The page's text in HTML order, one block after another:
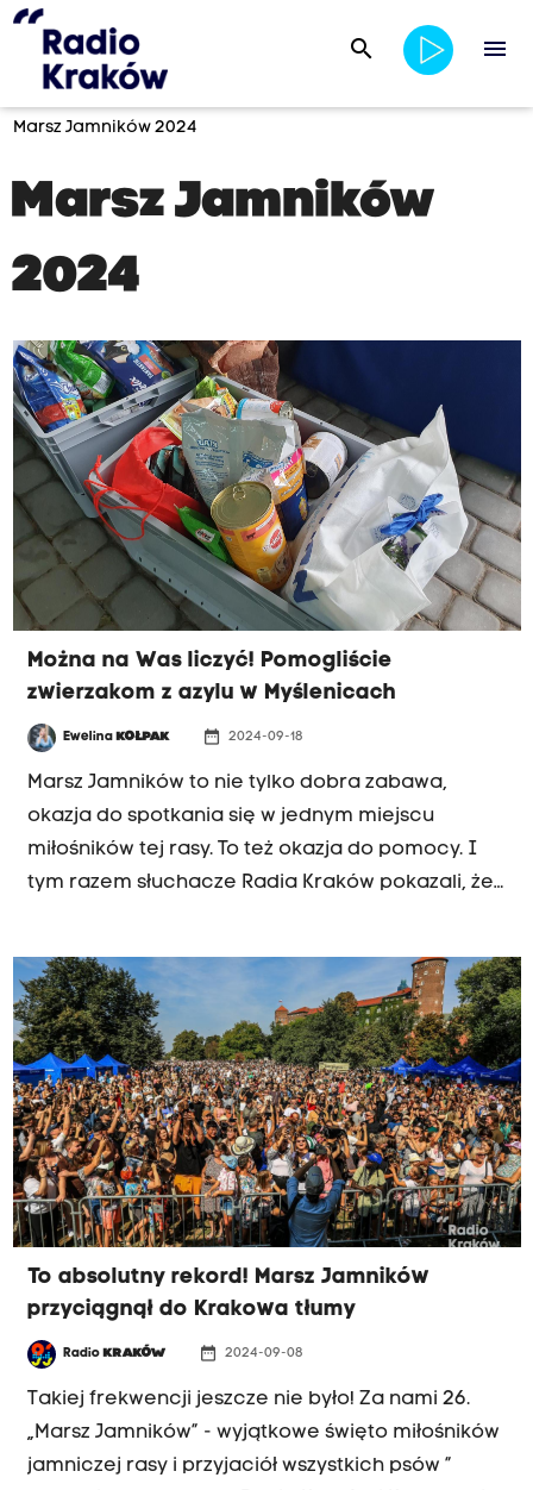
search menu
Marsz Jamników 2024
Marsz Jamników
2024
Można na Was liczyć! Pomogliście
zwierzakom z azylu w Myślenicach
Ewelina KOŁPAK date_range 2024-09-18
Marsz Jamników to nie tylko dobra zabawa,
okazja do spotkania się w jednym miejscu
miłośników tej rasy. To też okazja do pomocy. I
tym razem słuchacze Radia Kraków pokazali, że
To absolutny rekord! Marsz Jamników
przyciągnął do Krakowa tłumy
Radio KRAKÓW date_range 2024-09-08
Takiej frekwencji jeszcze nie było! Za nami 26.
„Marsz Jamników” - wyjątkowe święto miłośników
jamniczej rasy i przyjaciół wszystkich psów ”